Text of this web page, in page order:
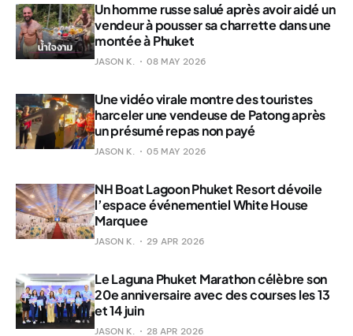
Un homme russe salué après avoir aidé un
vendeur à pousser sa charrette dans une
montée à Phuket
JASON K. 08 MAY 2026
Une vidéo virale montre des touristes
harceler une vendeuse de Patong après
un présumé repas non payé
JASON K. 05 MAY 2026
NH Boat Lagoon Phuket Resort dévoile
l’espace événementiel White House
Marquee
JASON K. 29 APR 2026
Le Laguna Phuket Marathon célèbre son
20e anniversaire avec des courses les 13
et 14 juin
JASON K. 28 APR 2026